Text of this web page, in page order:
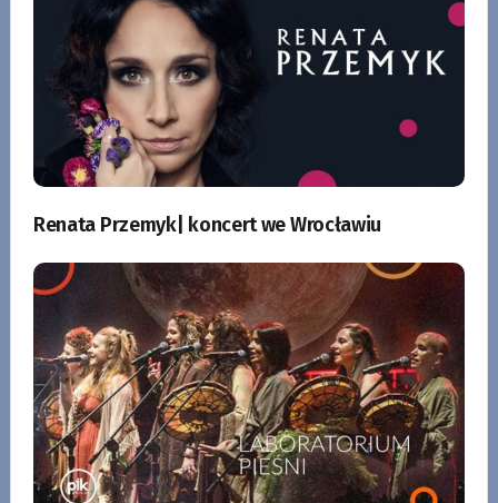
Renata Przemyk| koncert we Wrocławiu